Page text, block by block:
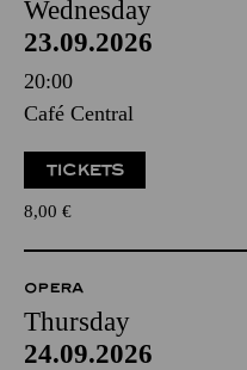
Wednesday
23.09.2026
20:00
Café Central
TICKETS
8,00 €
OPERA
Thursday
24.09.2026